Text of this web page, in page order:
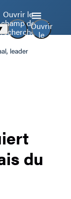
Ouvrir
le
Ouvrir le
champ de
recherche
leader
du